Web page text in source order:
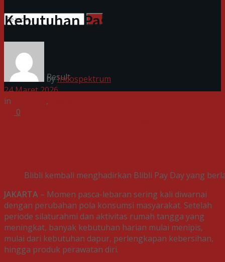
View All Result
Kebutuhan Pasca-mudik
byIndospektrum
24 Maret 2026
in
,
0
Blibli kembali menghadirkan Blibli Pay Day yang
JAKARTA – Momen pasca-lebaran sering kali diwarnai
dengan perubahan pola konsumsi masyarakat. Setelah
periode silaturahmi dan aktivitas rumah tangga yang
meningkat, banyak kebutuhan harian mulai menipis,
mulai dari kebutuhan dapur, perlengkapan kebersihan,
hingga produk perawatan diri.